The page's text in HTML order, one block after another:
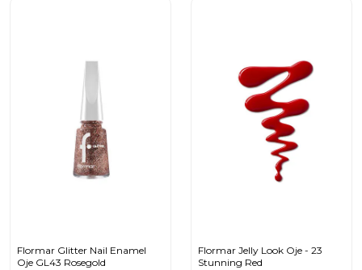
Flormar Glitter Nail Enamel
Oje GL43 Rosegold
Flormar Jelly Look Oje - 23
Stunning Red